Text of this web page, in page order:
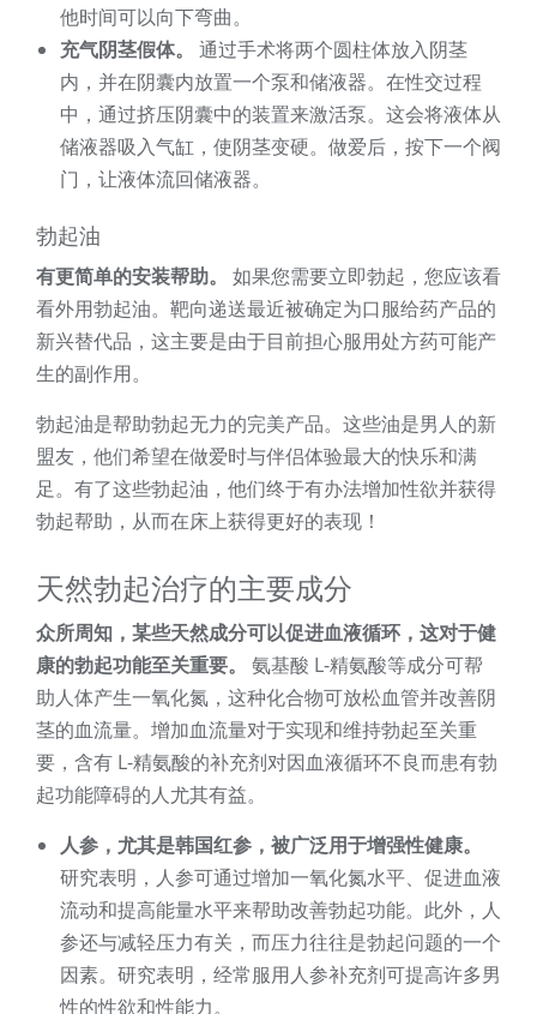
他时间可以向下弯曲。
充气阴茎假体。
通过手术将两个圆柱体放入阴茎
内，并在阴囊内放置一个泵和储液器。在性交过程
中，通过挤压阴囊中的装置来激活泵。这会将液体从
储液器吸入气缸，使阴茎变硬。做爱后，按下一个阀
门，让液体流回储液器。
勃起油
有更简单的安装帮助。
如果您需要立即勃起，您应该看
看外用勃起油。靶向递送最近被确定为口服给药产品的
新兴替代品，这主要是由于目前担心服用处方药可能产
生的副作用。
勃起油是帮助勃起无力的完美产品。这些油是男人的新
盟友，他们希望在做爱时与伴侣体验最大的快乐和满
足。有了这些勃起油，他们终于有办法增加性欲并获得
勃起帮助，从而在床上获得更好的表现！
天然勃起治疗的主要成分
众所周知，某些天然成分可以促进血液循环，这对于健
康的勃起功能至关重要。
氨基酸 L-精氨酸等成分可帮
助人体产生一氧化氮，这种化合物可放松血管并改善阴
茎的血流量。增加血流量对于实现和维持勃起至关重
要，含有 L-精氨酸的补充剂对因血液循环不良而患有勃
起功能障碍的人尤其有益。
人参，尤其是韩国红参，被广泛用于增强性健康。
研究表明，人参可通过增加一氧化氮水平、促进血液
流动和提高能量水平来帮助改善勃起功能。此外，人
参还与减轻压力有关，而压力往往是勃起问题的一个
因素。研究表明，经常服用人参补充剂可提高许多男
性的性欲和性能力。